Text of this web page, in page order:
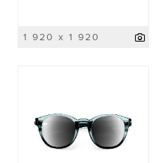
1 920 x 1 920